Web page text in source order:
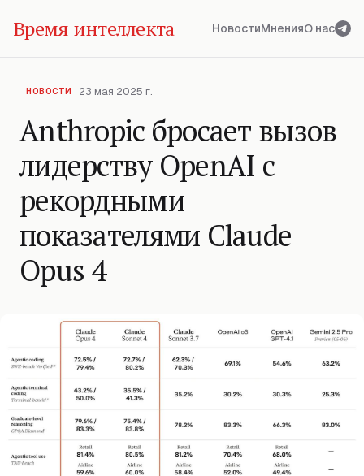
Время интеллекта НовостиМненияО нас
НОВОСТИ 23 мая 2025 г.
Anthropic бросает вызов
лидерству OpenAI с
рекордными
показателями Claude
Opus 4